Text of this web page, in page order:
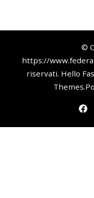
©
https://
riservati. Hello
Themes